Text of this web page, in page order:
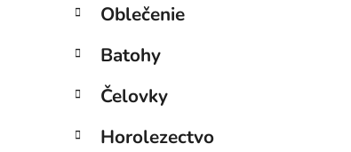
ý
a
n
e
l
ó
i
Oblečenie
Batohy
Čelovky
Horolezectvo